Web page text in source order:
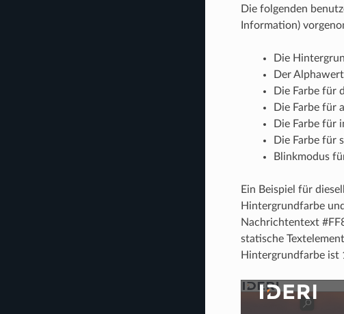
Die folgenden
Information)
Die
Der
Die Farbe für
Die Farbe für
Die Farbe für
Die Farbe für
Blinkmodus
Ein Beispiel für
Hintergrundfarbe
Nachrichtentext
statische
Hintergrundfarbe ist